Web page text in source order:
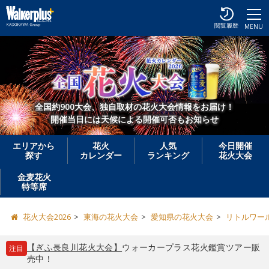
MENU
閲覧履歴
全国約900大会、独自取材の花火大会情報をお届け！
開催当日には天候による開催可否もお知らせ
エリアから
探す
花火
カレンダー
人気
ランキング
今日開催
花火大会
金麦花火
特等席
花火大会2026 東海の花火大会 愛知県の花火大会 リトルワー
注目 【ぎふ長良川花火大会】 ウォーカープラス花火鑑賞ツアー販
売中！